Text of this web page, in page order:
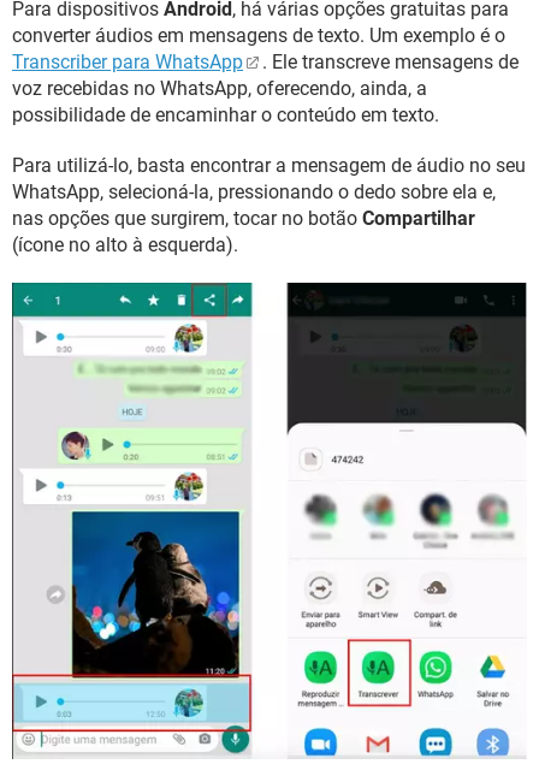
Para dispositivos Android, há várias opções gratuitas para
converter áudios em mensagens de texto. Um exemplo é o
Transcriber para WhatsApp
. Ele transcreve mensagens de
voz recebidas no WhatsApp, oferecendo, ainda, a
possibilidade de encaminhar o conteúdo em texto.
Para utilizá-lo, basta encontrar a mensagem de áudio no seu
WhatsApp, selecioná-la, pressionando o dedo sobre ela e,
nas opções que surgirem, tocar no botão Compartilhar
(ícone no alto à esquerda).